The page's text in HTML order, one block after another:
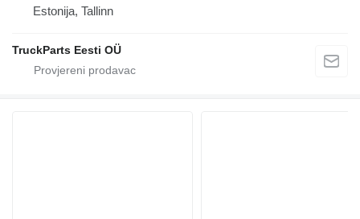
Estonija, Tallinn
TruckParts Eesti OÜ